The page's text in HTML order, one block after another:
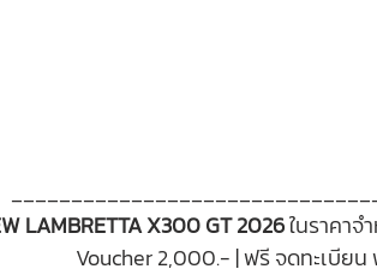
LAMBRETTA X300 GT 2026 ในราคาจ
Voucher 2,000.- |ฟรี จดทะเบียน